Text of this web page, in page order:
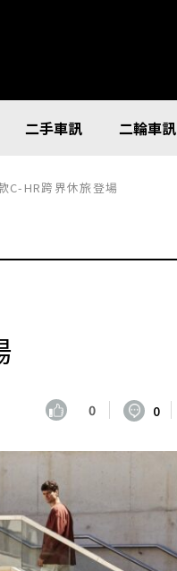
二手車訊 二輪車訊
C-HR跨界休旅登場
0 0